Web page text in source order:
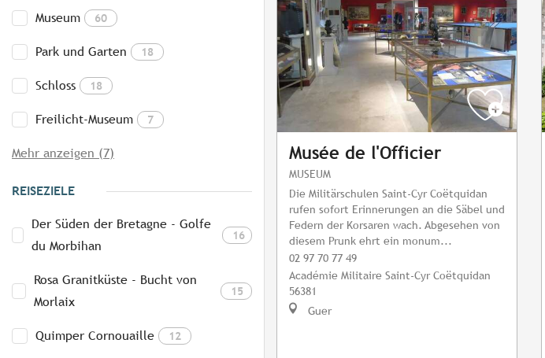
Museum 60
Park und Garten 18
Schloss 18
Freilicht-Museum 7
Mehr anzeigen (7)
REISEZIELE
Der Süden der Bretagne - Golfe
du Morbihan
16
Rosa Granitküste - Bucht von
Morlaix
15
Quimper Cornouaille 12
Musée de l'Officier
MUSEUM
Die Militärschulen Saint-Cyr Coëtquidan
rufen sofort Erinnerungen an die Säbel und
Federn der Korsaren wach. Abgesehen von
diesem Prunk ehrt ein monum...
02 97 70 77 49
Académie Militaire Saint-Cyr Coëtquidan
56381
Guer